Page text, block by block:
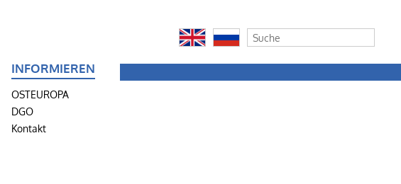
INFORMIEREN
OSTEUROPA
DGO
Kontakt